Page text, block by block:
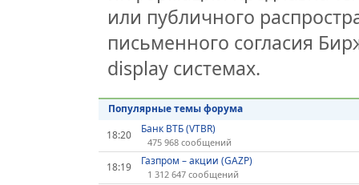
или публичного
письменного согласия
display системах.
Популярные темы форума
18:20
Банк ВТБ (VTBR)
475 968 сообщений
18:19 Газпром – акции (GAZP)
1 312 647 сообщений